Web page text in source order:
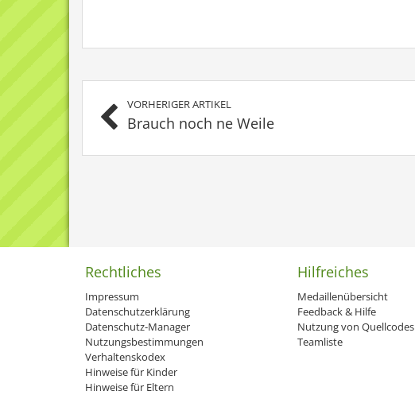
VORHERIGER ARTIKEL
Brauch noch ne Weile
Rechtliches
Impressum
Datenschutzerklärung
Datenschutz-Manager
Nutzungsbestimmungen
Verhaltenskodex
Hinweise für Kinder
Hinweise für Eltern
Hilfreiches
Medaillenübersicht
Feedback & Hilfe
Nutzung von Quellcodes
Teamliste